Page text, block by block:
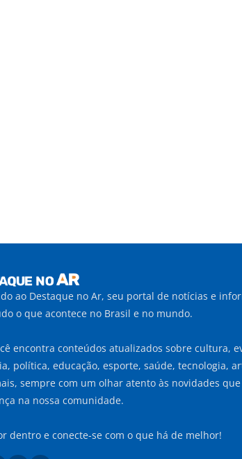
ao Destaque no Ar, seu portal de notícias e
o que acontece no Brasil e no mundo.
encontra conteúdos atualizados sobre cultura,
política, educação, esporte, saúde, tecnologia,
sempre com um olhar atento às novidades
na nossa comunidade.
dentro e conecte-se com o que há de melhor!